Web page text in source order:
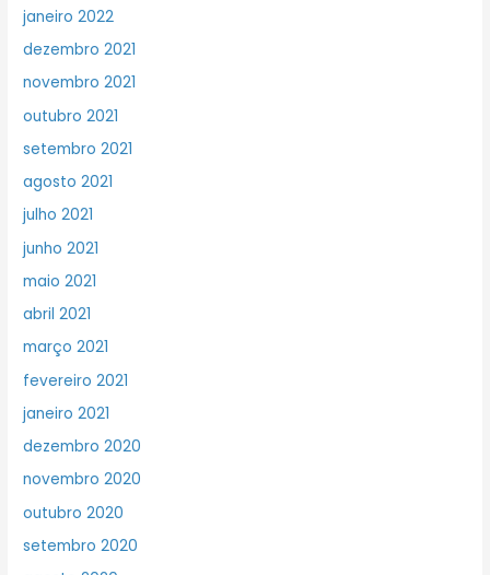
janeiro 2022
dezembro 2021
novembro 2021
outubro 2021
setembro 2021
agosto 2021
julho 2021
junho 2021
maio 2021
abril 2021
março 2021
fevereiro 2021
janeiro 2021
dezembro 2020
novembro 2020
outubro 2020
setembro 2020